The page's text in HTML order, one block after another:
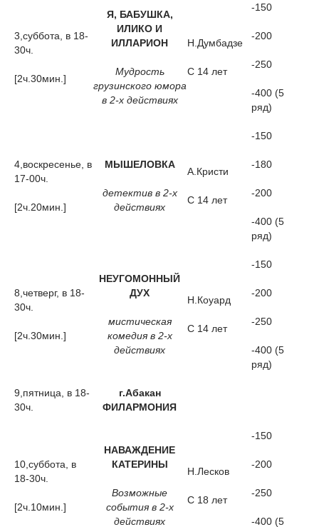
3,суббота, в 18-
30ч.
[2ч.30мин.]
Я, БАБУШКА,
ИЛИКО И
ИЛЛАРИОН
Мудрость
грузинского юмора
в 2-х действиях
Н.Думбадзе
С 14 лет
-150
-200
-250
-400 (5
ряд)
4,воскресенье, в
17-00ч.
[2ч.20мин.]
МЫШЕЛОВКА
детектив в 2-х
действиях
А.Кристи
С 14 лет
-150
-180
-200
-400 (5
ряд)
8,четверг, в 18-
30ч.
[2ч.30мин.]
НЕУГОМОННЫЙ
ДУХ
мистическая
комедия в 2-х
действиях
Н.Коуард
С 14 лет
-150
-200
-250
-400 (5
ряд)
9,пятница, в 18-
30ч.
г.Абакан
ФИЛАРМОНИЯ
10,суббота, в
18-30ч.
[2ч.10мин.]
НАВАЖДЕНИЕ
КАТЕРИНЫ
Возможные
события в 2-х
действиях
Н.Лесков
С 18 лет
-150
-200
-250
-400 (5